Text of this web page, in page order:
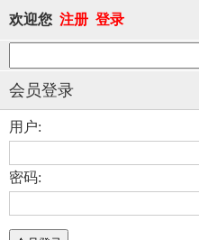
欢迎您 注册 登录
会员登录
用户:
密码: